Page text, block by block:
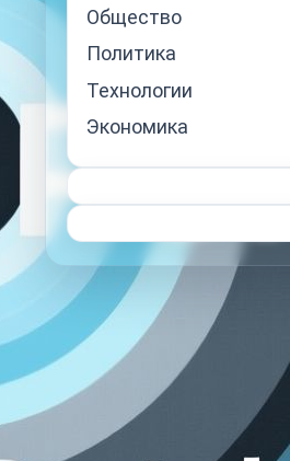
Общество
Политика
Технологии
Экономика